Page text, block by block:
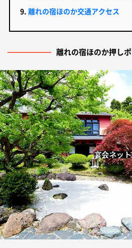
離れの宿ほのか交通アクセス
離れの宿ほのか押し